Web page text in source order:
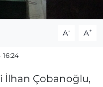
A- A+
16:24
İlhan Çobanoğlu,